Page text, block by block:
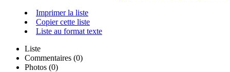
Imprimer la liste
Copier cette liste
Liste au format texte
Liste
Commentaires (0)
Photos (0)